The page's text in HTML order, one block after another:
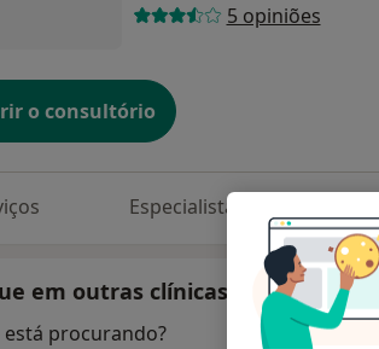
5 opiniões
o consultório
Especialistas
em outras clínicas
está procurando?